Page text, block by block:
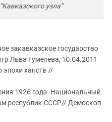
узла”
закавказское государство
Льва Гумелева, 10.04.2011
эпохи ханств //
1926 года. Национальный
республик СССР// Демоскоп